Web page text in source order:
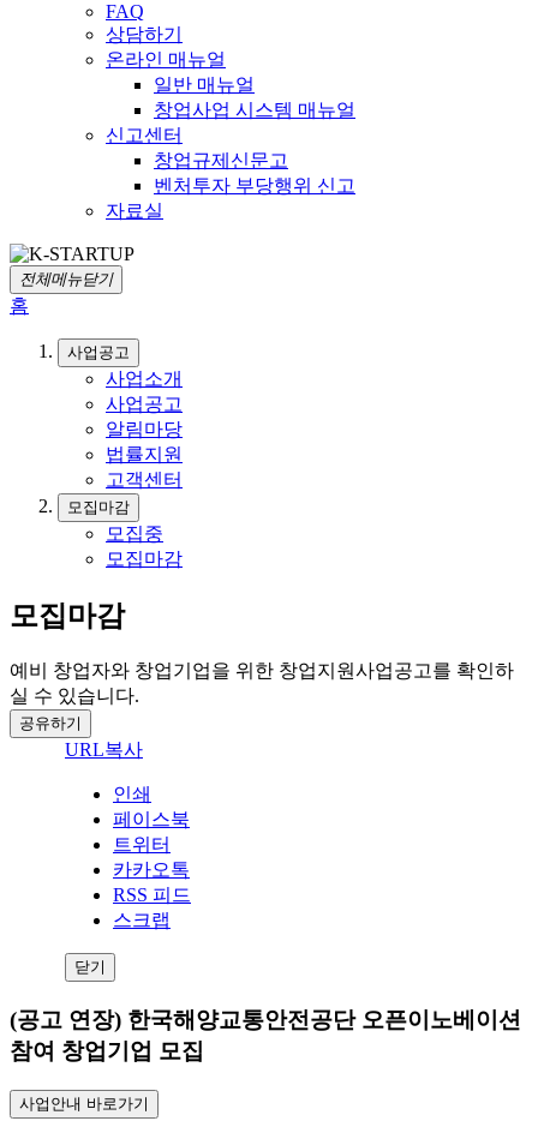
FAQ
상담하기
온라인 매뉴얼
일반 매뉴얼
창업사업 시스템 매뉴얼
신고센터
창업규제신문고
벤처투자 부당행위 신고
자료실
전체메뉴닫기
홈
사업공고
사업소개
사업공고
알림마당
법률지원
고객센터
모집마감
모집중
모집마감
모집마감
예비 창업자와 창업기업을 위한 창업지원사업공고를 확인하
실 수 있습니다.
공유하기
URL복사
인쇄
페이스북
트위터
카카오톡
RSS 피드
스크랩
닫기
(공고 연장) 한국해양교통안전공단 오픈이노베이션
참여 창업기업 모집
사업안내 바로가기